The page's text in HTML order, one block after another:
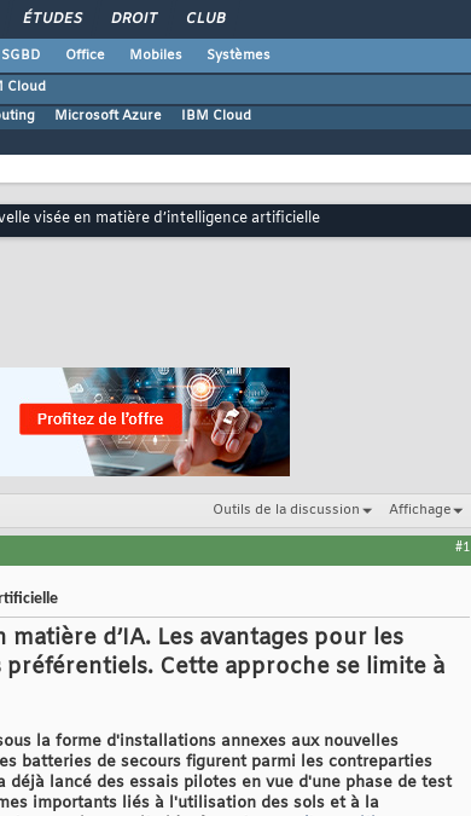
ÉTUDES DROIT CLUB
SGBD Office Mobiles
Systèmes
Cloud
Microsoft Azure IBM Cloud
visée en matière d’intelligence artificielle
Outils de la discussion Affichage
#1
d’IA. Les avantages pour les
Cette approche se limite à
la forme d'installations annexes aux nouvelles
batteries de secours figurent parmi les contreparties
lancé des essais pilotes en vue d'une phase de test
importants liés à l'utilisation des sols et à la